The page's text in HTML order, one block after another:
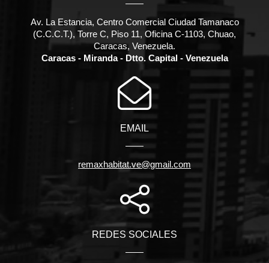
Av. La Estancia, Centro Comercial Ciudad Tamanaco
(C.C.C.T.), Torre C, Piso 11, Oficina C-1103, Chuao,
Caracas, Venezuela.
Caracas - Miranda - Dtto. Capital - Venezuela
EMAIL
remaxhabitat.ve@gmail.com
REDES SOCIALES